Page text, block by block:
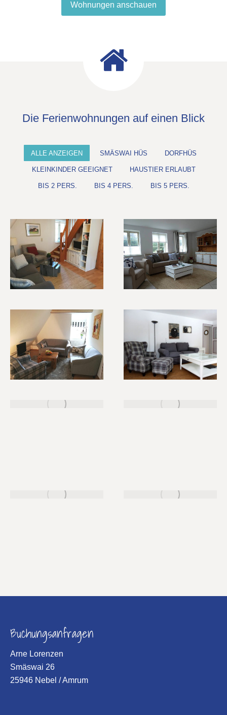
Wohnungen anschauen
Die Ferienwohnungen auf einen Blick
ALLE ANZEIGEN SMÄSWAI HÜS DORFHÜS
KLEINKINDER GEEIGNET HAUSTIER ERLAUBT
BIS 2 PERS. BIS 4 PERS. BIS 5 PERS.
Buchungsanfragen
Arne Lorenzen
Smäswai 26
25946 Nebel / Amrum